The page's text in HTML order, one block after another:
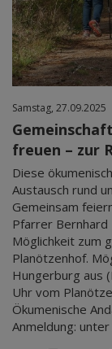
Samstag, 27.09.2025
freuen – zur
Diese
Austausch rund
Gemeinsam
Pfarrer
Möglichkeit zum
Planötzenhof.
Hungerburg aus
Uhr vom
Ökumenische
Anmeldung: